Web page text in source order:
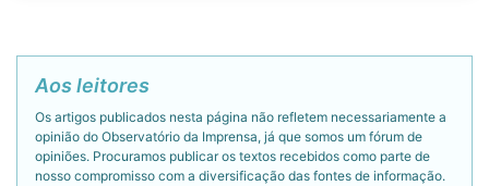
Aos leitores
Os artigos publicados nesta página não refletem necessariamente a
opinião do Observatório da Imprensa, já que somos um fórum de
opiniões. Procuramos publicar os textos recebidos como parte de
nosso compromisso com a diversificação das fontes de informação.